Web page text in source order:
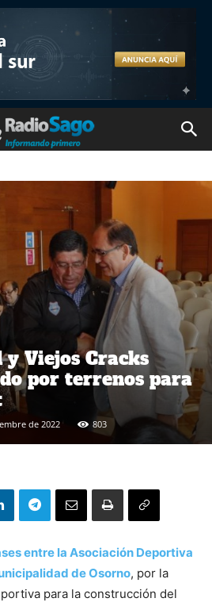
Viejos Cracks
por terrenos para
de 2022 803
entre la Asociación Deportiva
de Osorno, por la
para la construcción del